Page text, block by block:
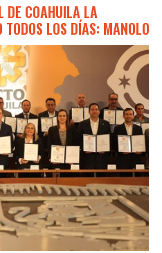
DE COAHUILA LA
TODOS LOS DÍAS: MANOLO